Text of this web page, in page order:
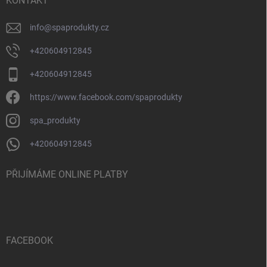
info@spaprodukty.cz
+420604912845
+420604912845
https://www.facebook.com/spaprodukty
spa_produkty
+420604912845
PŘIJÍMÁME ONLINE PLATBY
FACEBOOK